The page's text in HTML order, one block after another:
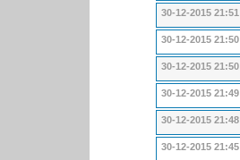
30-12-2015 21:51
30-12-2015 21:50
30-12-2015 21:50
30-12-2015 21:49
30-12-2015 21:48
30-12-2015 21:45